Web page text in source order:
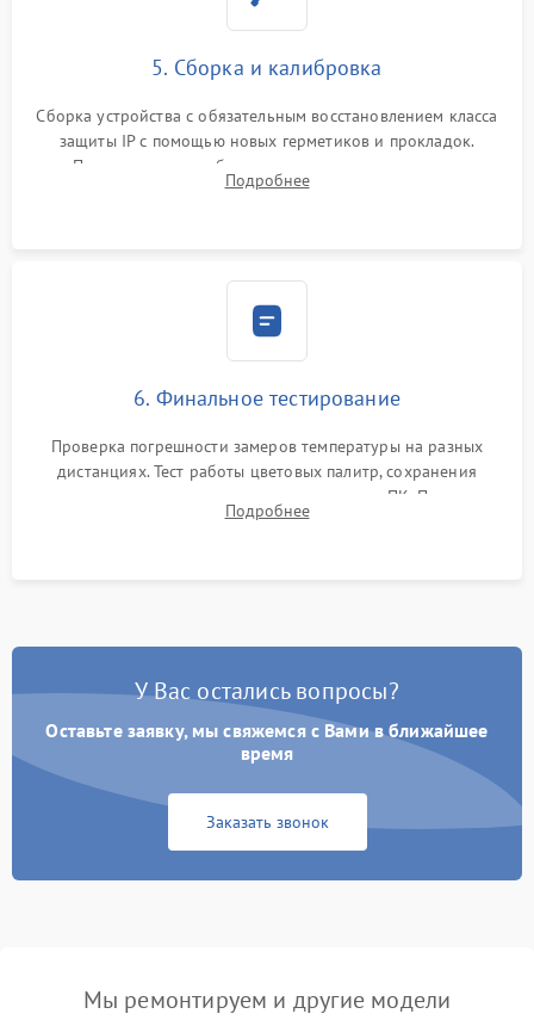
5. Сборка и калибровка
Сборка устройства с обязательным восстановлением класса
защиты IP с помощью новых герметиков и прокладок.
Программная калибровка матрицы по эталонному
абсолютно черному телу для точного измерения температур.
Подробнее
6. Финальное тестирование
Проверка погрешности замеров температуры на разных
дистанциях. Тест работы цветовых палитр, сохранения
термограмм в память и передачи данных на ПК. Проверка
автономности работы и итоговый контроль качества.
Подробнее
У Вас остались вопросы?
Оставьте заявку, мы свяжемся с Вами в ближайшее
время
Заказать звонок
Мы ремонтируем и другие модели